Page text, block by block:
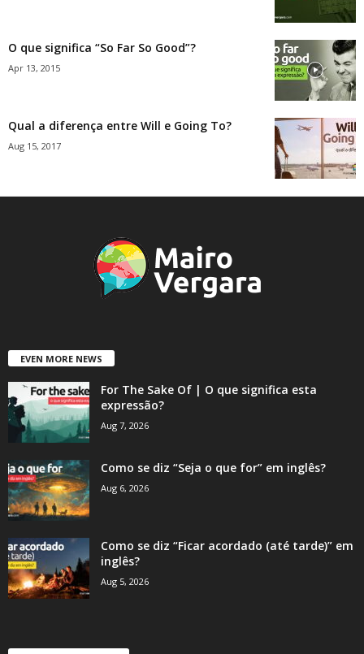
O que significa “So Far So Good”?
Apr 13, 2015
Qual a diferença entre Will e Going To?
Aug 15, 2017
EVEN MORE NEWS
For The Sake Of | O que significa esta
expressão?
Aug 7, 2026
Como se diz “Seja o que for” em inglês?
Aug 6, 2026
Como se diz “Ficar acordado (até tarde)” em
inglês?
Aug 5, 2026